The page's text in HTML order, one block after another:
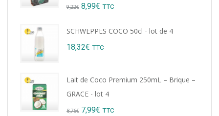
9,22€ Original
8,99€ Current
TTC
SCHWEPPES COCO 50cl - lot de 4
18,32€ TTC
Lait de Coco Premium 250mL – Brique –
GRACE - lot 4
8,76€ Original
7,99€ Current
TTC